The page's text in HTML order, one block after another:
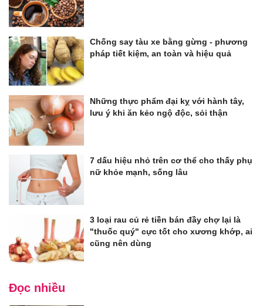
Chống say tàu xe bằng gừng - phương
pháp tiết kiệm, an toàn và hiệu quả
Những thực phẩm đại kỵ với hành tây,
lưu ý khi ăn kẻo ngộ độc, sỏi thận
7 dấu hiệu nhỏ trên cơ thể cho thấy phụ
nữ khỏe mạnh, sống lâu
3 loại rau củ rẻ tiền bán đầy chợ lại là
"thuốc quý" cực tốt cho xương khớp, ai
cũng nên dùng
Đọc nhiều